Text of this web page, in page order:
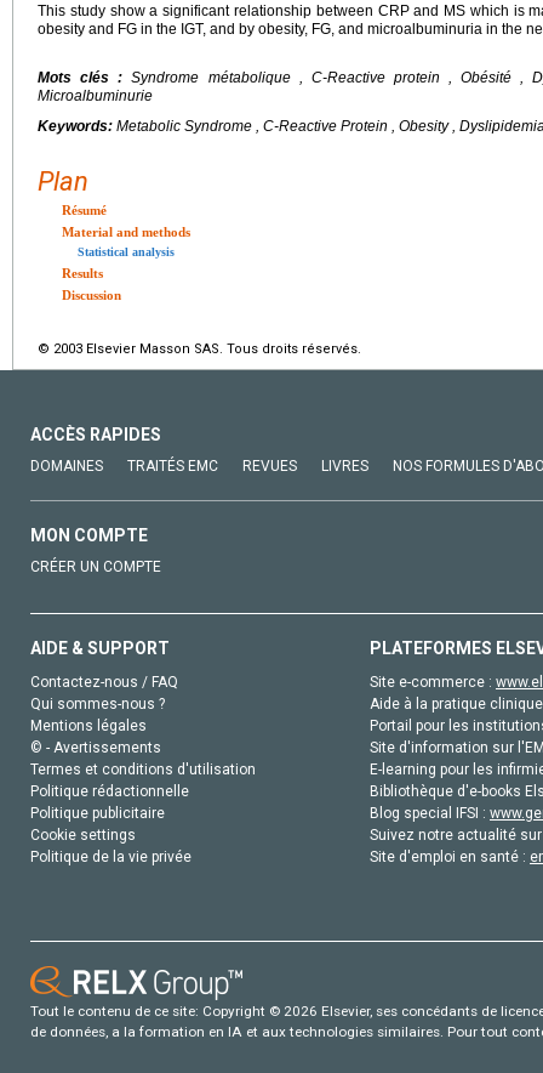
This study show a significant relationship between CRP and MS which is
obesity and FG in the IGT, and by obesity, FG, and microalbuminuria in the
Mots clés :Syndrome métabolique , C-Reactive protein , Obésité ,
Microalbuminurie
Keywords: Metabolic Syndrome , C-Reactive Protein , Obesity ,
Plan
Résumé
Material and methods
Statistical analysis
Results
Discussion
© 2003 Elsevier Masson SAS. Tous droits réservés.
ACCÈS RAPIDES
DOMAINES TRAITÉS EMC REVUES LIVRES NOS FORMULES
MON COMPTE
CRÉER UN COMPTE
AIDE & SUPPORT
Contactez-nous / FAQ
Qui sommes-nous ?
Mentions légales
© - Avertissements
Termes et conditions d'utilisation
Politique rédactionnelle
Politique publicitaire
Cookie settings
Politique de la vie privée
PLATEFORMES
Site e-commerce :
Aide à la pratique
Portail pour les
Site d'information sur
E-learning pour les
Bibliothèque d'e-books
Blog special IFSI :
Suivez notre actualité
Site d'emploi en santé :
Tout le contenu de ce site: Copyright © 2026 Elsevier, ses concédants de
de données, a la formation en IA et aux technologies similaires. Pour tout